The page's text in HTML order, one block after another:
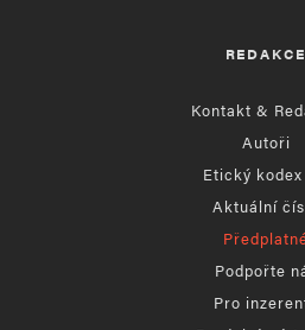
REDAKCE
Kontakt &
Autoři
Etický kodex
Aktuální
Podpořte
Pro